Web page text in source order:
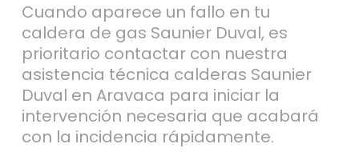
Cuando aparece un fallo en tu
caldera de gas Saunier Duval, es
prioritario contactar con nuestra
asistencia técnica calderas Saunier
Duval en Aravaca para iniciar la
intervención necesaria que acabará
con la incidencia rápidamente.